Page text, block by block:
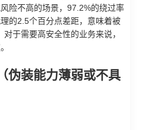
险不高的场景，97.2%的绕过率
的2.5个百分点差距，意味着被
于需要高安全性的业务来说，
伪装能力薄弱或不具